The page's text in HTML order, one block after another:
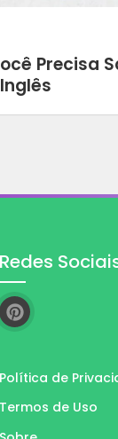
Precisa
Redes
Política de
Termos de Uso